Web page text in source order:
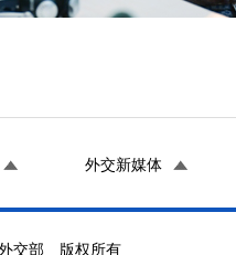
外交新媒体
交部 版权所有